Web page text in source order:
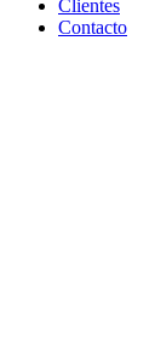
Clientes
Contacto